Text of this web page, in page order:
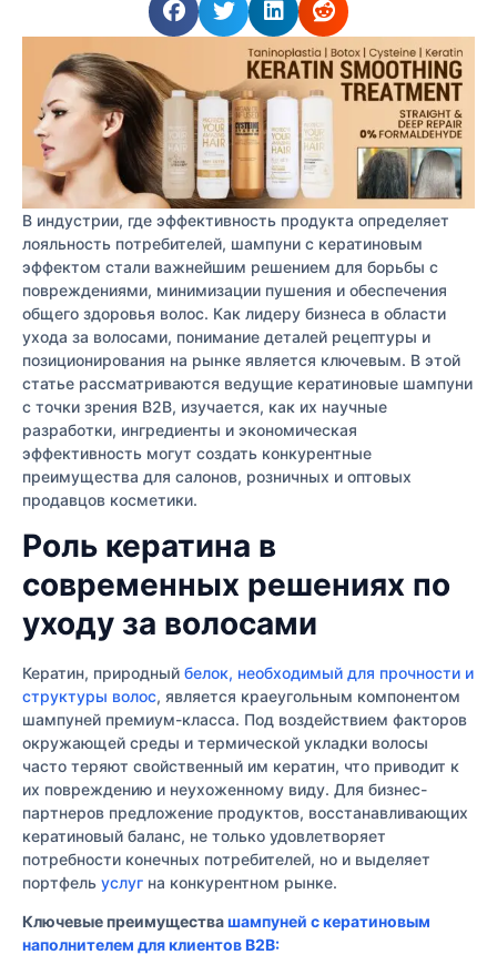
В индустрии, где эффективность продукта определяет
лояльность потребителей, шампуни с кератиновым
эффектом стали важнейшим решением для борьбы с
повреждениями, минимизации пушения и обеспечения
общего здоровья волос. Как лидеру бизнеса в области
ухода за волосами, понимание деталей рецептуры и
позиционирования на рынке является ключевым. В этой
статье рассматриваются ведущие кератиновые шампуни
с точки зрения B2B, изучается, как их научные
разработки, ингредиенты и экономическая
эффективность могут создать конкурентные
преимущества для салонов, розничных и оптовых
продавцов косметики.
Роль кератина в
современных решениях по
уходу за волосами
Кератин, природный белок, необходимый для прочности и
структуры волос, является краеугольным компонентом
шампуней премиум-класса. Под воздействием факторов
окружающей среды и термической укладки волосы
часто теряют свойственный им кератин, что приводит к
их повреждению и неухоженному виду. Для бизнес-
партнеров предложение продуктов, восстанавливающих
кератиновый баланс, не только удовлетворяет
потребности конечных потребителей, но и выделяет
портфель услуг на конкурентном рынке.
Ключевые преимуществашампуней с кератиновым
наполнителем для клиентов B2B: